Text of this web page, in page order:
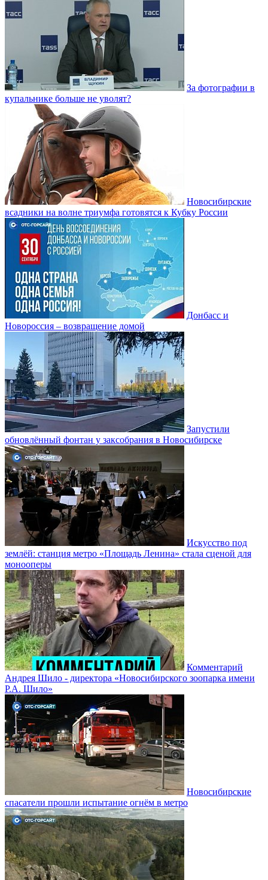
За фотографии в
купальнике больше не уволят?
Новосибирские
всадники на волне триумфа готовятся к Кубку России
Донбасс и
Новороссия – возвращение домой
Запустили
обновлённый фонтан у заксобрания в Новосибирске
Искусство под
землёй: станция метро «Площадь Ленина» стала сценой для
монооперы
Комментарий
Андрея Шило - директора «Новосибирского зоопарка имени
Р.А. Шило»
Новосибирские
спасатели прошли испытание огнём в метро